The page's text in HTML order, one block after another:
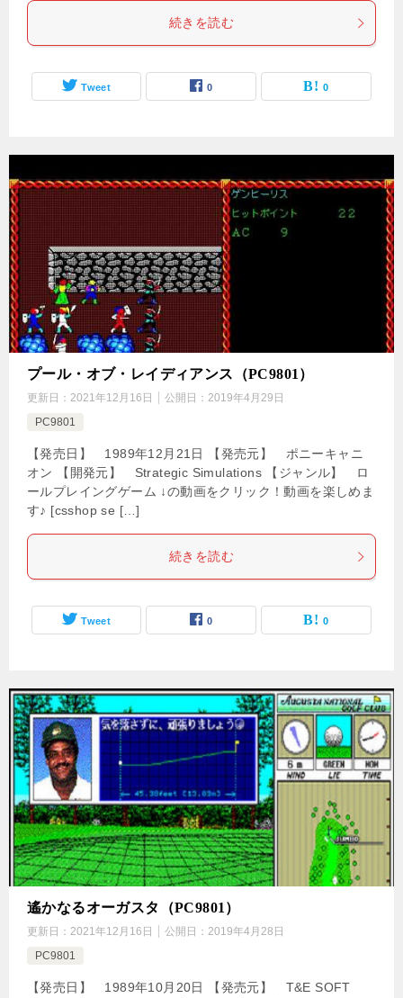
続きを読む
Tweet 0 0
プール・オブ・レイディアンス（PC9801）
更新日： 2021年12月16日 公開日： 2019年4月29日
PC9801
【発売日】 1989年12月21日 【発売元】 ポニーキャニ
オン 【開発元】 Strategic Simulations 【ジャンル】 ロ
ールプレイングゲーム ↓の動画をクリック！動画を楽しめま
す♪ [csshop se […]
続きを読む
Tweet 0 0
遙かなるオーガスタ（PC9801）
更新日： 2021年12月16日 公開日： 2019年4月28日
PC9801
【発売日】 1989年10月20日 【発売元】 T&E SOFT